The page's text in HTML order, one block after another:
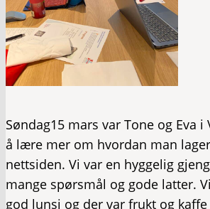
Søndag15 mars var Tone og Eva i
å lære mer om hvordan man
nettsiden. Vi var en hyggelig
mange spørsmål og gode latter.
god lunsj og der var frukt og